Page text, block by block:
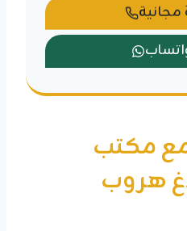
مجانية
مكتب
هروب